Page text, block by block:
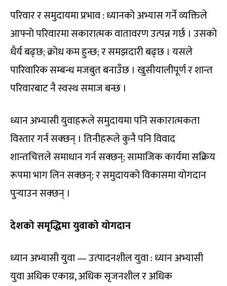
परिवार र समुदायमा प्रभाव : ध्यानको अभ्यास गर्ने व्यक्तिले
आफ्नो परिवारमा सकारात्मक वातावरण उत्पन्न गर्छ । उसको
धैर्य बढ्छ; क्रोध कम हुन्छ; र समझदारी बढ्छ । यसले
पारिवारिक सम्बन्ध मजबुत बनाउँछ । खुसीयालीपूर्ण र शान्त
परिवारबाट नै स्वस्थ समाज बन्छ ।
ध्यान अभ्यासी युवाहरूले समुदायमा पनि सकारात्मकता
विस्तार गर्न सक्छन् । तिनीहरूले कुनै पनि विवाद
शान्तचित्तले समाधान गर्न सक्छन्; सामाजिक कार्यमा सक्रिय
रूपमा भाग लिन सक्छन्; र समुदायको विकासमा योगदान
पुर्‍याउन सक्छन् ।
देशको समृद्धिमा युवाको योगदान
ध्यान अभ्यासी युवा — उत्पादनशील युवा : ध्यान अभ्यासी
युवा अधिक एकाग्र, अधिक सृजनशील र अधिक